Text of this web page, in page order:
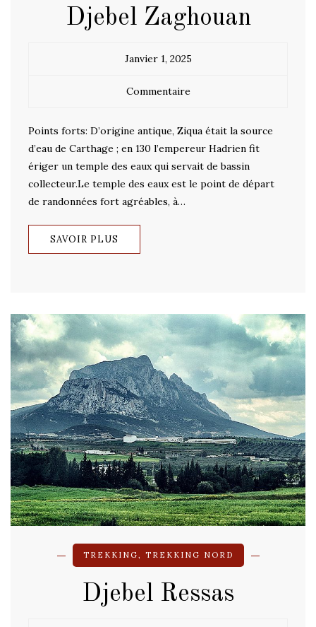
Djebel Zaghouan
Janvier 1, 2025
Commentaire
Points forts: D’origine antique, Ziqua était la source
d’eau de Carthage ; en 130 l’empereur Hadrien fit
ériger un temple des eaux qui servait de bassin
collecteur.Le temple des eaux est le point de départ
de randonnées fort agréables, à…
SAVOIR PLUS
TREKKING , TREKKING NORD
Djebel Ressas